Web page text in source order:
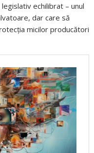
echilibrat – unul
dar care să
micilor producători